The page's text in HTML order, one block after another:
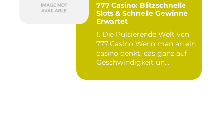
777 Casino: Blitzschnelle
Slots & Schnelle Gewinne
Erwartet
1. Die Pulsierende Welt von
777 Casino Wenn man an ein
casino denkt, das ganz auf
Geschwindigkeit un...